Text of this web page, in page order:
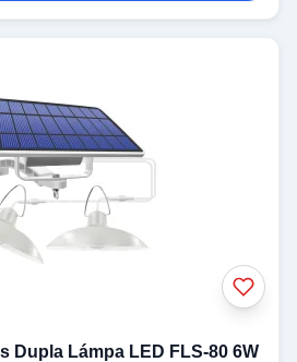
Dupla Lámpa LED FLS-80 6W